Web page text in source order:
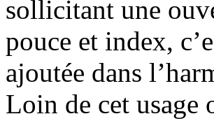
sollicitant une
pouce et index,
ajoutée dans
Loin de cet usage